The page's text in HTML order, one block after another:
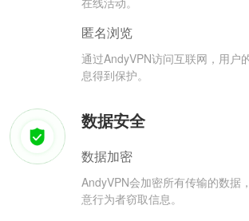
匿名浏览
通过AndyVPN访问互联网，用户
息得到保护。
数据安全
数据加密
AndyVPN会加密所有传输的数据
意行为者窃取信息。